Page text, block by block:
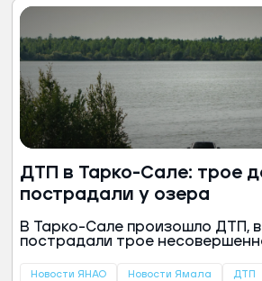
ДТП в Тарко-Сале: трое
пострадали у озера
В Тарко-Сале произошло ДТП,
пострадали трое
Окуневое, сообщили в пресс-
Новости ЯНАО Новости Ямала ДТП